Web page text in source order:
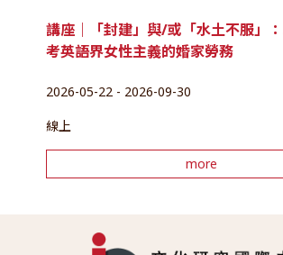
講座｜「封建」與/或「水土不服」
考英語界女性主義的婚家勞務
2026-05-22 - 2026-09-30
線上
more